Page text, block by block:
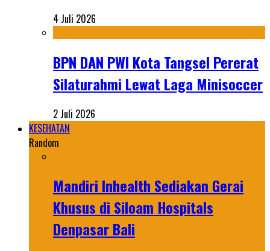
4 Juli 2026
BPN DAN PWI Kota Tangsel Pererat
Silaturahmi Lewat Laga Minisoccer
2 Juli 2026
KESEHATAN
Random
Mandiri Inhealth Sediakan Gerai
Khusus di Siloam Hospitals
Denpasar Bali